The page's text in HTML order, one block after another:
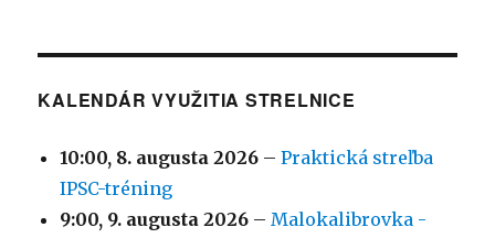
KALENDÁR VYUŽITIA STRELNICE
10:00, 8. augusta 2026 –Praktická streľba
IPSC-tréning
9:00, 9. augusta 2026 –Malokalibrovka -